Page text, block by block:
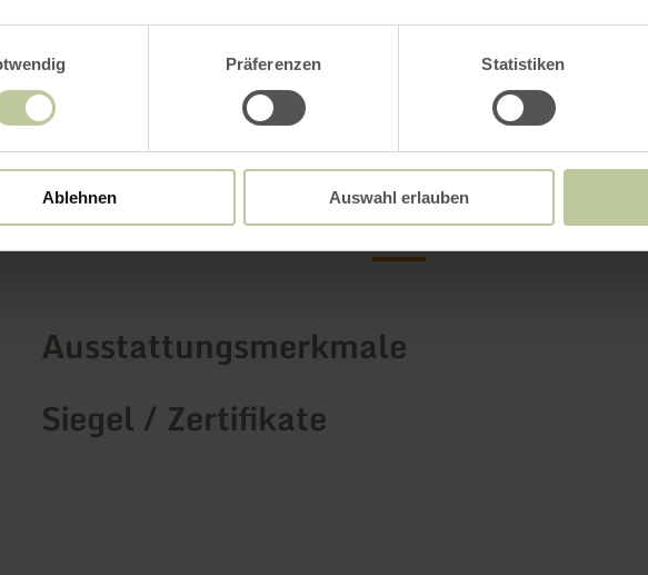
Präferenzen Statistiken
Ablehnen Auswahl erlauben
Weitere Infos
Ausstattungsmerkmale
Siegel / Zertifikate